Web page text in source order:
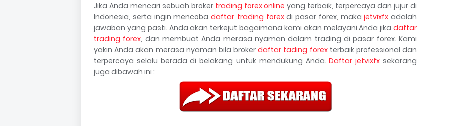
Jika Anda mencari sebuah broker trading forex online yang terbaik, terpercaya dan jujur di
Indonesia, serta ingin mencoba daftar trading forexdi pasar forex, makajetvixfx adalah
jawaban yang pasti. Anda akan terkejut bagaimana kami akan melayani Anda jika daftar
trading forex, dan membuat Anda merasa nyaman dalam trading di pasar forex. Kami
yakin Anda akan merasa nyaman bila brokerdaftar tading forexterbaik professional dan
terpercaya selalu berada di belakang untuk mendukung Anda.Daftar jetvixfx sekarang
juga dibawah ini :